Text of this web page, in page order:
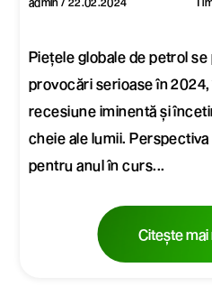
Piețele globale de petrol
provocări serioase în
recesiune iminentă și
cheie ale lumii.
pentru anul în curs...
Citește mai